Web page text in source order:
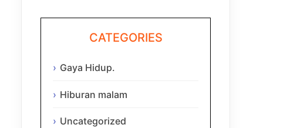
CATEGORIES
Gaya Hidup.
Hiburan malam
Uncategorized